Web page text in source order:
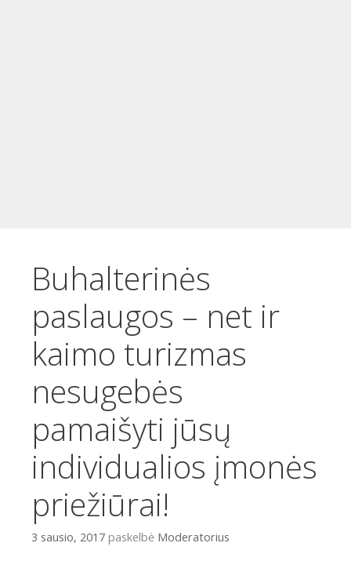
Buhalterinės
paslaugos – net ir
kaimo turizmas
nesugebės
pamaišyti jūsų
individualios įmonės
priežiūrai!
3 sausio, 2017 paskelbė Moderatorius